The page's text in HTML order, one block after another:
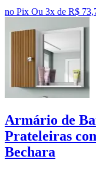
no Pix Ou 3x de R$
Armário de
Prateleiras
Bechara